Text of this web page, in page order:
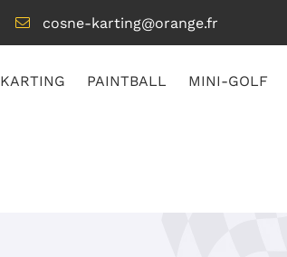
KARTING PAINTBALL MINI-GOLF